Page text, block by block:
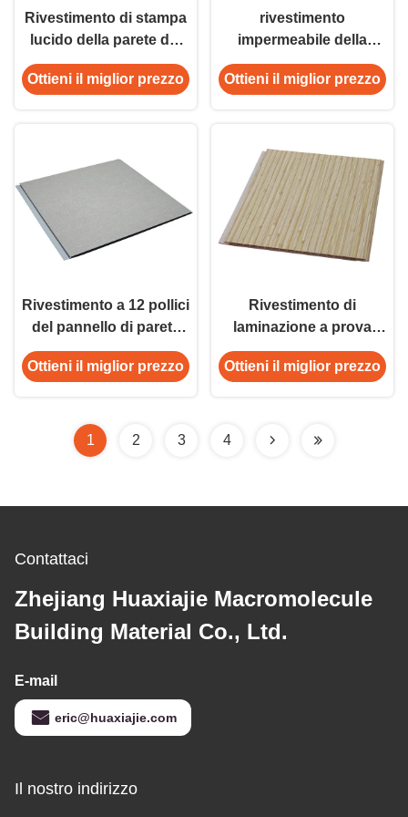
Rivestimento di stampa
lucido della parete del
PVC per il bagno/doccia
Ottieni il miglior prezzo
rivestimento
impermeabile della
parete del PVC di
200mm/rivestimento di
Ottieni il miglior prezzo
Rivestimento a 12 pollici
del pannello di parete
del PVC di Firsproof,
pannelli di parete
Ottieni il miglior prezzo
Rivestimento di
laminazione a prova
d'umidità della parete
del PVC per la
Ottieni il miglior prezzo
1 2 3 4
Contattaci
Zhejiang Huaxiajie Macromolecule
Building Material Co., Ltd.
E-mail
eric@huaxiajie.com
Il nostro indirizzo